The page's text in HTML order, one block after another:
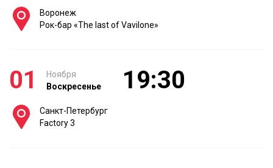
Воронеж
Рок-бар «The last of Vavilone»
01
Ноября
Воскресенье
19:30
Санкт-Петербург
Factory 3